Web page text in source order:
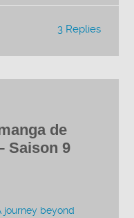
3 Replies
de
Saison 9
journey beyond